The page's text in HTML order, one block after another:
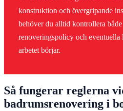
konstruktion och övergripande
behöver du alltid kontrollera både
renoveringspolicy och eventuella
arbetet börjar.
Så fungerar reglerna
badrumsrenovering i